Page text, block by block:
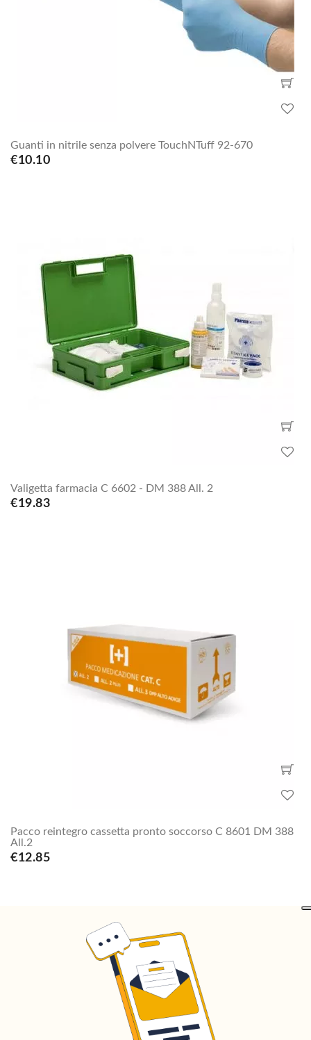
Guanti in nitrile senza polvere TouchNTuff 92-670
€10.10
Valigetta farmacia C 6602 - DM 388 All. 2
€19.83
Pacco reintegro cassetta pronto soccorso C 8601 DM 388
All.2
€12.85